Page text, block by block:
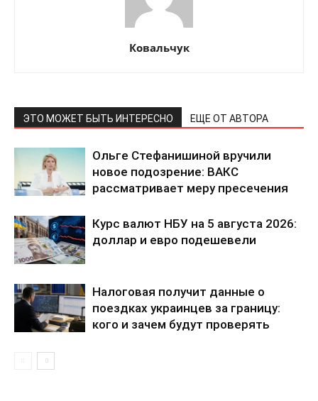
О нас
Политика конфиденциальности
Отказ от ответственности
Мой аккаунт
Реклама
Контакты
Ковальчук
ЭТО МОЖЕТ БЫТЬ ИНТЕРЕСНО ЕЩЕ ОТ АВТОРА
Ольге Стефанишиной вручили
новое подозрение: ВАКС
рассматривает меру пресечения
Курс валют НБУ на 5 августа 2026:
доллар и евро подешевели
Налоговая получит данные о
поездках украинцев за границу:
кого и зачем будут проверять